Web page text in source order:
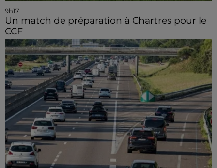
9h17
Un match de préparation à Chartres pour le
CCF